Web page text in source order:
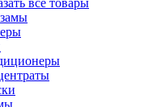
все товары